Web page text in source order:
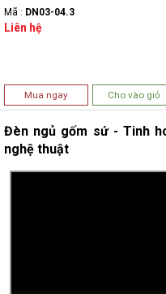
Mã : DN03-04.3
Liên hệ
Mua ngay Cho vào giỏ
Đèn ngủ gốm sứ - Tinh
nghệ thuật